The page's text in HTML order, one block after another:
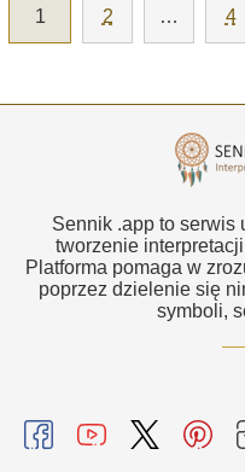
1 2 … 4
Sennik .app to serwis
tworzenie
Platforma pomaga w
poprzez dzielenie się
symboli,